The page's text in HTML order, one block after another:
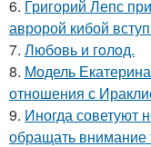
6. Григорий Лепс
авророй кибой
7. Любовь и гoлoд.
8. Модель
отношения с
9. Иногда советуют
обращать внимание